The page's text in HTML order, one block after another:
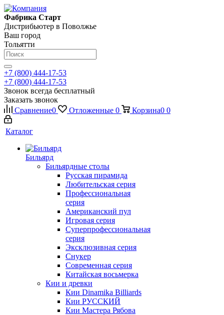
Фабрика Старт
Дистрибьютер в Поволжье
Ваш город
Тольятти
+7 (800) 444-17-53
+7 (800) 444-17-53
Звонок всегда бесплатный
Заказать звонок
Сравнение0 Отложенные 0 Корзина0 0
Каталог
Бильярд
Бильярдные столы
Русская пирамида
Любительская серия
Профессиональная
серия
Американский пул
Игровая серия
Суперпрофессиональная
серия
Эксклюзивная серия
Снукер
Современная серия
Китайская восьмерка
Кии и древки
Кии Dinamika Billiards
Кии РУССКИЙ
Кии Мастера Рябова